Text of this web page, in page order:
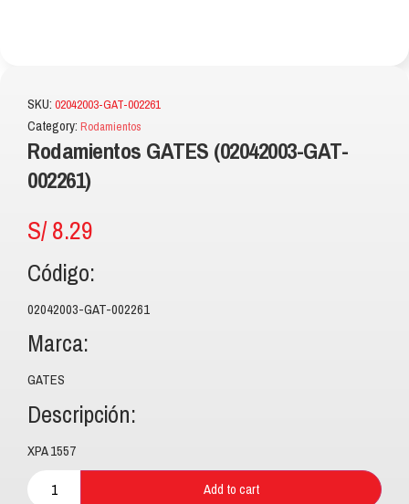
SKU: 02042003-GAT-002261
Category: Rodamientos
Rodamientos GATES (02042003-GAT-
002261)
S/8.29
Código:
02042003-GAT-002261
Marca:
GATES
Descripción:
XPA 1557
Add to cart